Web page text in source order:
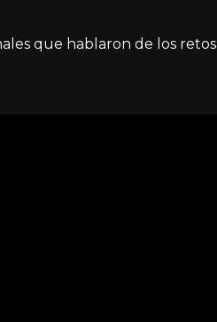
que hablaron de los retos